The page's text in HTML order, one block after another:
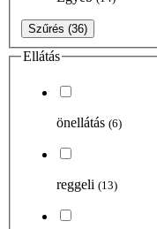
Szűrés (36)
Ellátás
önellátás (6)
reggeli (13)